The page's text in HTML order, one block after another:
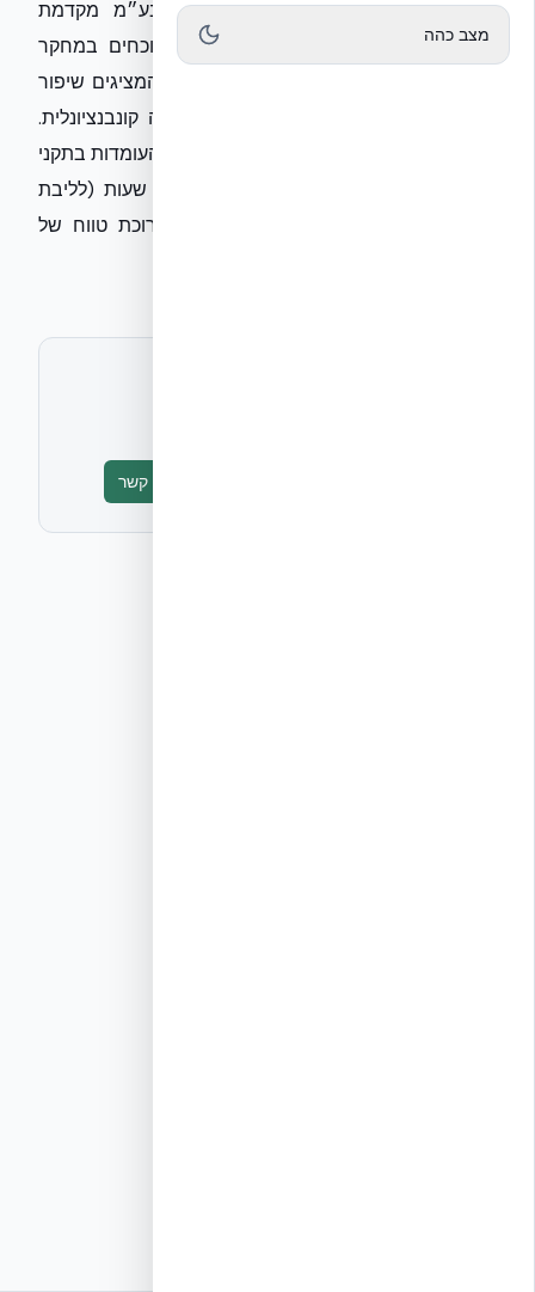
התווך של התעשייה. אקובילד סיסטם בע״מ מקדמת
סטנדרטים הנדסיים בלתי מתפשרים, המוכחים במחקר
EUCENTRE (פרוטוקול EUC062/2024E), המציגים שיפור
של 87% בדוקטיליות המבנית לעומת בנייה קונבנציונלית.
אנו מאמינים כי השקעה בתשתיות בטוחות, העומדות בתקני
מיגון מחמירים ובעלות עמידות אש של 4 שעות (לליבת
בטון 254 מ"מ), היא המפתח ליציבות ארוכת טווח של
טופס יצירת קשר
מצב כהה